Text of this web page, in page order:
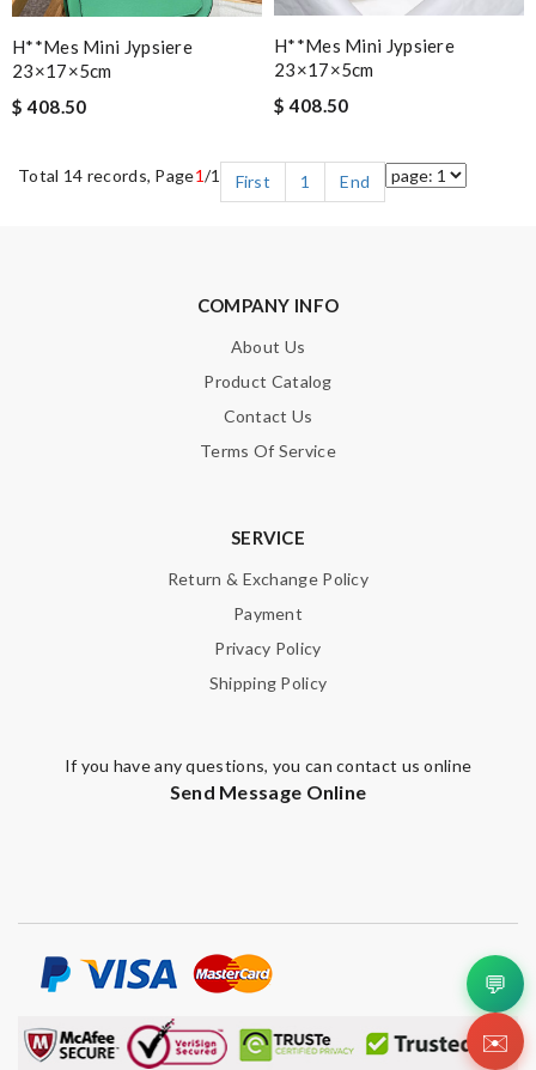
H**mes Mini Jypsiere
23×17×5cm
$ 408.50
H**mes Mini Jypsiere
23×17×5cm
$ 408.50
Total 14 records, Page1/1 First 1 End
COMPANY INFO
About Us
Product Catalog
Contact Us
Terms Of Service
SERVICE
Return & Exchange Policy
Payment
Privacy Policy
Shipping Policy
If you have any questions, you can contact us online
Send Message Online
💬
✉️